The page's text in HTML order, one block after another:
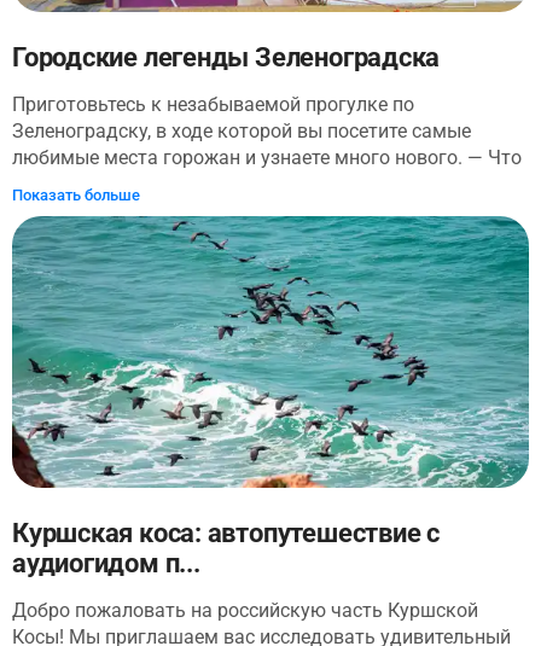
Городские легенды Зеленоградска
Приготовьтесь к незабываемой прогулке по
Зеленоградску, в ходе которой вы посетите самые
любимые места горожан и узнаете много нового. — Что
связывает этот город с котами и с детства любимым
произведением А.Н. Толстого? — Какие необычные
познавательные музеи в нем есть? — С какой посудой
ассоциируется у горожан одно из их любимых мест? —
Что за необычная рыбка изображена на гербе? Обо
всем этом и очень многом другом вам предстоит
узнать в ходе прогулки. Ну что, готовы к приключению?
Показать больше
Куршская коса: автопутешествие с
аудиогидом п...
Добро пожаловать на российскую часть Куршской
Косы! Мы приглашаем вас исследовать удивительный